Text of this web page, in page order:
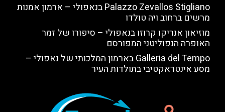
Palazzo Zevallos Stigliano בנאפולי – ארמון אמנות
מרשים ברחוב ויה טולדו
מוזיאון אנריקו קרוזו בנאפולי – סיפורו של זמר
האופרה הנפוליטני המפורסם
Galleria del Tempo בארמון המלכותי של נאפולי –
מסע אינטראקטיבי בתולדות העיר